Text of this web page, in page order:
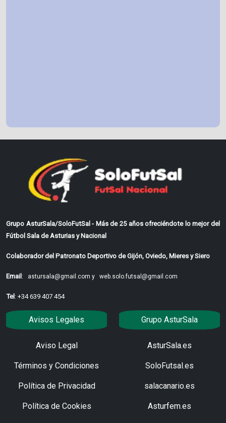
Grupo AsturSala/SoloFutSal - Más de 25 años ofreciéndote lo mejor del
Fútbol Sala de Asturias y Nacional
Colaborador del Patronato Deportivo de Gijón, Oviedo, Mieres y Siero
Email : astursala@gmail.com y web.solo.futsal@gmail.com
Tel : +34 639 407 454
Avisos Legales
Aviso Legal
Términos y Condiciones
Política de Privacidad
Política de Cookies
Grupo AsturSala
AsturSala.es
SoloFutsal.es
salacanario.es
Asturfem.es